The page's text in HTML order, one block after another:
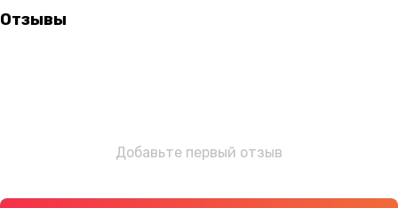
Отзывы
Добавьте первый отзыв